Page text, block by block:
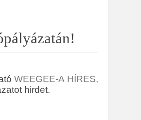
WEEGEE-A HÍRES,
hirdet.